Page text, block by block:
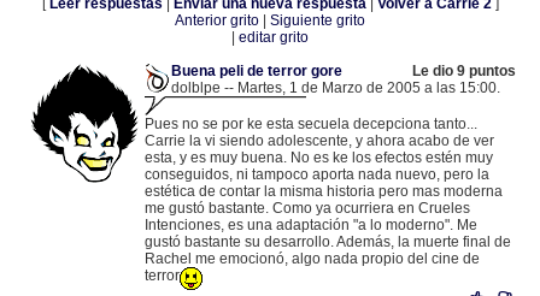
[ Leer respuestas Enviar una nueva respuesta| Volver a Carrie 2]
Anterior grito
Siguiente grito
editar grito
Buena peli de terror gore
Le dio 9 puntos
dolblpe -- Martes, 1 de Marzo de 2005 a las 15:00.
Pues no se por ke esta secuela decepciona tanto...
Carrie la vi siendo adolescente, y ahora acabo de ver
esta, y es muy buena. No es ke los efectos estén muy
conseguidos, ni tampoco aporta nada nuevo, pero la
estética de contar la misma historia pero mas moderna
me gustó bastante. Como ya ocurriera en Crueles
Intenciones, es una adaptación "a lo moderno". Me
gustó bastante su desarrollo. Además, la muerte final de
Rachel me emocionó, algo nada propio del cine de
terror